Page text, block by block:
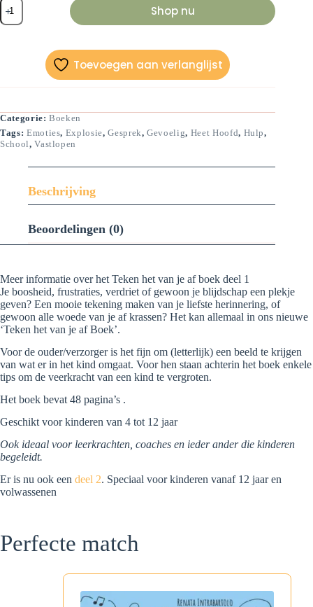
het
van
Shop nu
Toevoegen aan verlanglijst
Categorie:Boeken
Tags: Emoties, Explosie,Gesprek,Gevoelig, Heet Hoofd, Hulp,
School,Vastlopen
Beschrijving
Beoordelingen (0)
Meer informatie over het Teken het van je af boek deel 1
Je boosheid, frustraties, verdriet of gewoon je blijdschap een plekje
geven? Een mooie tekening maken van je liefste herinnering, of
gewoon alle woede van je af krassen? Het kan allemaal in ons nieuwe
‘Teken het van je af Boek’.
Voor de ouder/verzorger is het fijn om (letterlijk) een beeld te krijgen
van wat er in het kind omgaat. Voor hen staan achterin het boek enkele
tips om de veerkracht van een kind te vergroten.
Het boek bevat 48 pagina’s .
Geschikt voor kinderen van 4 tot 12 jaar
Ook ideaal voor leerkrachten, coaches en ieder ander die kinderen
begeleidt.
Er is nu ook een deel 2. Speciaal voor kinderen vanaf 12 jaar en
volwassenen
Perfecte match